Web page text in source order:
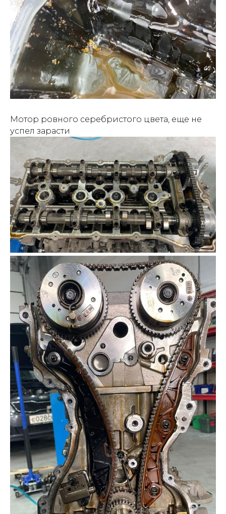
Мотор ровного серебристого цвета, еще не
успел зарасти